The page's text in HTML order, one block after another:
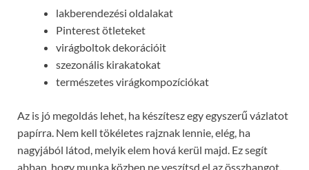
lakberendezési oldalakat
Pinterest ötleteket
virágboltok dekorációit
szezonális kirakatokat
természetes virágkompozíciókat
Az is jó megoldás lehet, ha készítesz egy egyszerű vázlatot
papírra. Nem kell tökéletes rajznak lennie, elég, ha
nagyjából látod, melyik elem hová kerül majd. Ez segít
abban, hogy munka közben ne veszítsd el az összhangot.